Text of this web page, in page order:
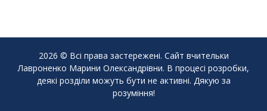
2026 © Всі права застережені. Сайт вчительки
Лавроненко Марини Олександрівни. В процесі розробки,
деякі розділи можуть бути не активні. Дякую за
розуміння!